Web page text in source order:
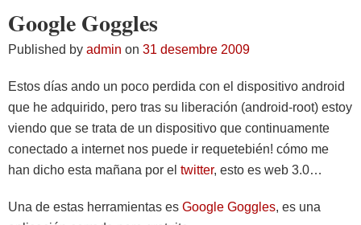
Google Goggles
Published by admin on 31 desembre 2009
Estos días ando un poco perdida con el dispositivo android
que he adquirido, pero tras su liberación (android-root) estoy
viendo que se trata de un dispositivo que continuamente
conectado a internet nos puede ir requetebién! cómo me
han dicho esta mañana por el twitter, esto es web 3.0…
Una de estas herramientas es Google Goggles, es una